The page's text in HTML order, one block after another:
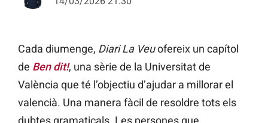
Cada diumenge, Diari La Veuofereix un capítol
de Ben dit!, una sèrie de la Universitat de
València que té l’objectiu d’ajudar a millorar el
valencià. Una manera fàcil de resoldre tots els
dubtes gramaticals. Les persones que